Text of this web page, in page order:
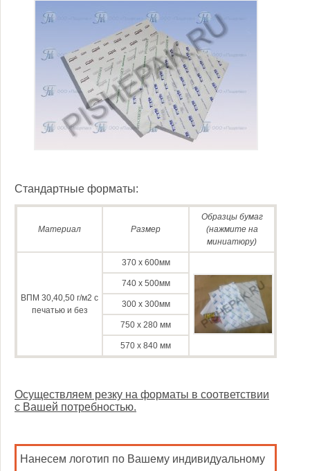
Стандартные форматы:
Материал Размер
Образцы бумаг
(нажмите на
миниатюру)
ВПМ 30,40,50 г/м2 с
печатью и без
370 х 600мм
740 х 500мм
300 х 300мм
750 х 280 мм
570 х 840 мм
Осуществляем резку на форматы в соответствии
с Вашей потребностью.
Нанесем логотип по Вашему индивидуальному